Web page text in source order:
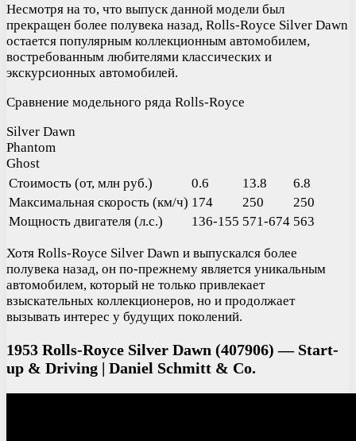
Несмотря на то, что выпуск данной модели был
прекращен более полувека назад, Rolls-Royce Silver Dawn
остается популярным коллекционным автомобилем,
востребованным любителями классических и
экскурсионных автомобилей.
Сравнение модельного ряда Rolls-Royce
Silver Dawn
Phantom
Ghost
Стоимость (от, млн руб.)
0.6 13.8
6.8
Максимальная скорость (км/ч) 174 250
250
Мощность двигателя (л.с.)
136-155 571-674 563
Хотя Rolls-Royce Silver Dawn и выпускался более
полувека назад, он по-прежнему является уникальным
автомобилем, который не только привлекает
взыскательных коллекционеров, но и продолжает
вызывать интерес у будущих поколений.
1953 Rolls-Royce Silver Dawn (407906) — Start-
up & Driving | Daniel Schmitt & Co.